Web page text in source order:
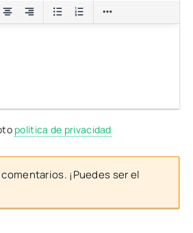
política de privacidad
¡Puedes ser el